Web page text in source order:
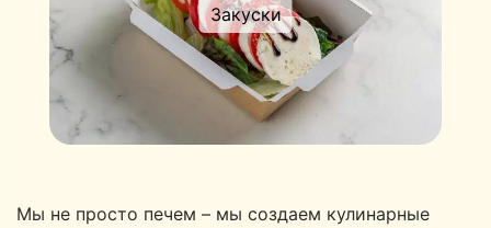
Закуски
Мы не просто печем – мы создаем кулинарные